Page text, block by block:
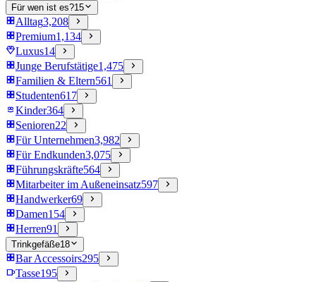
Für wen ist es?15
Alltag3,208
Premium1,134
Luxus14
Junge Berufstätige1,475
Familien & Eltern561
Studenten617
Kinder364
Senioren22
Für Unternehmen3,982
Für Endkunden3,075
Führungskräfte564
Mitarbeiter im Außeneinsatz597
Handwerker69
Damen154
Herren91
Trinkgefäße18
Bar Accessoirs295
Tasse195